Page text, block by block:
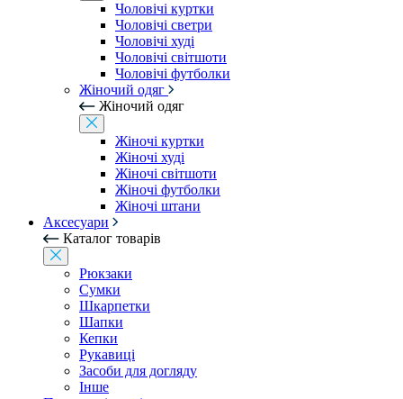
Чоловічі куртки
Чоловічі светри
Чоловічі худі
Чоловічі світшоти
Чоловічі футболки
Жіночий одяг
Жіночий одяг
Жіночі куртки
Жіночі худі
Жіночі світшоти
Жіночі футболки
Жіночі штани
Аксесуари
Каталог товарів
Рюкзаки
Сумки
Шкарпетки
Шапки
Кепки
Рукавиці
Засоби для догляду
Інше